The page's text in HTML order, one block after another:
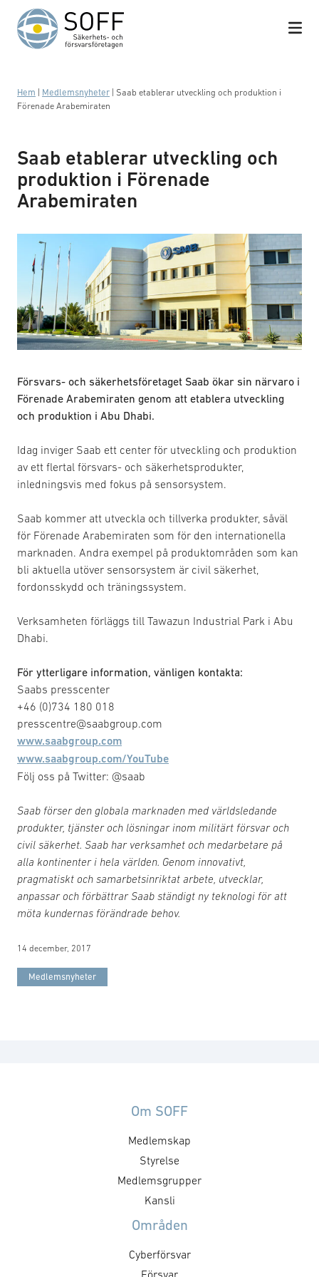
Hoppa till innehåll
Hem Medlemsnyheter
Saab etablerar utveckling och produktion i
Förenade Arabemiraten
Saab etablerar utveckling och
produktion i Förenade
Arabemiraten
Försvars- och säkerhetsföretaget Saab ökar sin närvaro i
Förenade Arabemiraten genom att etablera utveckling
och produktion i Abu Dhabi.
Idag inviger Saab ett center för utveckling och produktion
av ett flertal försvars- och säkerhetsprodukter,
inledningsvis med fokus på sensorsystem.
Saab kommer att utveckla och tillverka produkter, såväl
för Förenade Arabemiraten som för den internationella
marknaden. Andra exempel på produktområden som kan
bli aktuella utöver sensorsystem är civil säkerhet,
fordonsskydd och träningssystem.
Verksamheten förläggs till Tawazun Industrial Park i Abu
Dhabi.
För ytterligare information, vänligen kontakta:
Saabs presscenter
+46 (0)734 180 018
presscentre@saabgroup.com
www.saabgroup.com
www.saabgroup.com/YouTube
Följ oss på Twitter: @saab
Saab förser den globala marknaden med världsledande
produkter, tjänster och lösningar inom militärt försvar och
civil säkerhet. Saab har verksamhet och medarbetare på
alla kontinenter i hela världen. Genom innovativt,
pragmatiskt och samarbetsinriktat arbete, utvecklar,
anpassar och förbättrar Saab ständigt ny teknologi för att
möta kundernas förändrade behov.
14 december, 2017
Medlemsnyheter
Om SOFF
Medlemskap
Styrelse
Medlemsgrupper
Kansli
Områden
Cyberförsvar
Försvar